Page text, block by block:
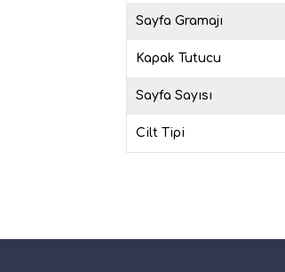
Sayfa Gramajı
Kapak Tutucu
Sayfa Sayısı
Cilt Tipi